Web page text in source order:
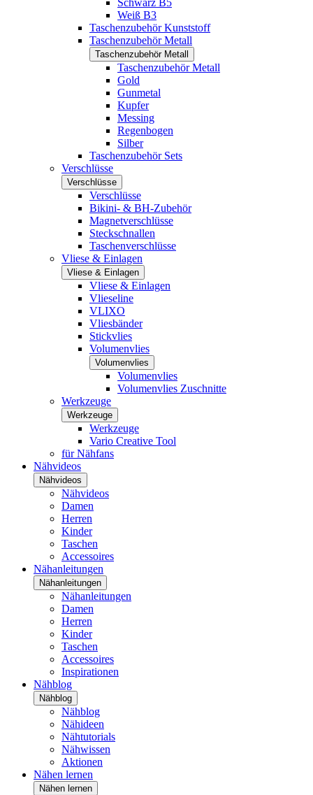
Schwarz B5
Weiß B3
Taschenzubehör Kunststoff
Taschenzubehör Metall
Taschenzubehör Metall
Taschenzubehör Metall
Gold
Gunmetal
Kupfer
Messing
Regenbogen
Silber
Taschenzubehör Sets
Verschlüsse
Verschlüsse
Verschlüsse
Bikini- & BH-Zubehör
Magnetverschlüsse
Steckschnallen
Taschenverschlüsse
Vliese & Einlagen
Vliese & Einlagen
Vliese & Einlagen
Vlieseline
VLIXO
Vliesbänder
Stickvlies
Volumenvlies
Volumenvlies
Volumenvlies
Volumenvlies Zuschnitte
Werkzeuge
Werkzeuge
Werkzeuge
Vario Creative Tool
für Nähfans
Nähvideos
Nähvideos
Nähvideos
Damen
Herren
Kinder
Taschen
Accessoires
Nähanleitungen
Nähanleitungen
Nähanleitungen
Damen
Herren
Kinder
Taschen
Accessoires
Inspirationen
Nähblog
Nähblog
Nähblog
Nähideen
Nähtutorials
Nähwissen
Aktionen
Nähen lernen
Nähen lernen